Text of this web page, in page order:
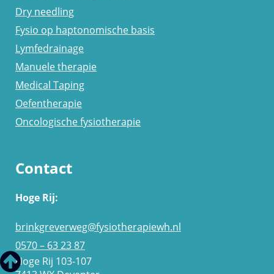
Dry needling
Fysio op haptonomische basis
Lymfedrainage
Manuele therapie
Medical Taping
Oefentherapie
Oncologische fysiotherapie
Contact
Hoge Rij:
brinkgreverweg@fysiotherapiewh.nl
0570 – 63 23 87
Hoge Rij 103-107